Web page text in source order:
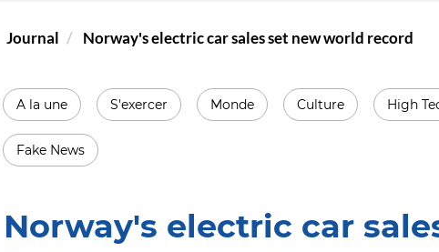
Journal Norway's electric car sales set new world record
A la une S'exercer Monde Culture High
Fake News
Norway's electric car